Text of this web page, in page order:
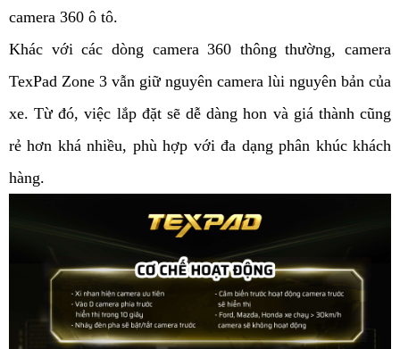
camera 360 ô tô.
Khác với các dòng camera 360 thông thường, camera
TexPad Zone 3 vẫn giữ nguyên camera lùi nguyên bản của
xe. Từ đó, việc lắp đặt sẽ dễ dàng hon và giá thành cũng
rẻ hơn khá nhiều, phù hợp với đa dạng phân khúc khách
hàng.